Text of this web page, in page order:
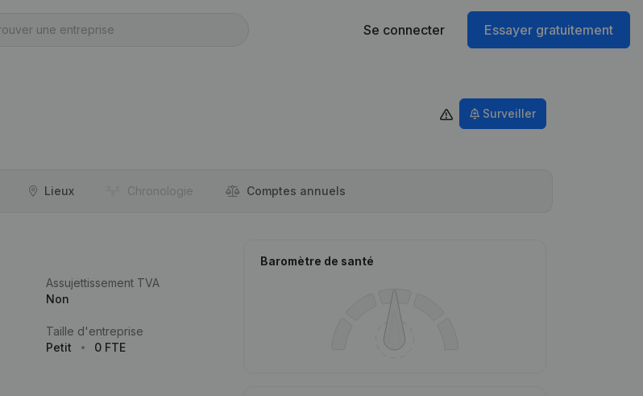
Se connecter Essayer gratuitement
Surveiller
Lieux Chronologie Comptes annuels
Assujettissement TVA
Non
Taille d'entreprise
Petit
0 FTE
Baromètre de santé